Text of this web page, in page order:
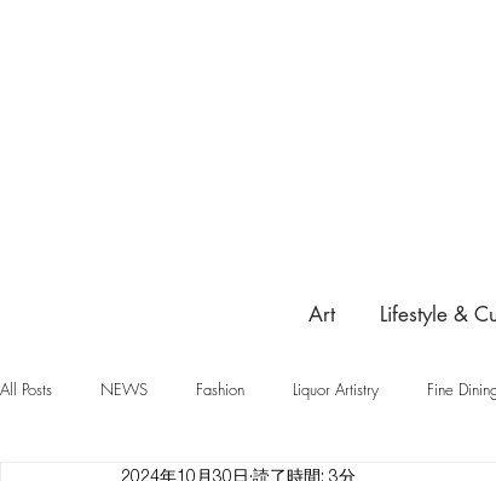
Art Lifestyle &
All Posts NEWS Fashion Liquor Artistry Fine
2024年10月30日 読了時間: 3分